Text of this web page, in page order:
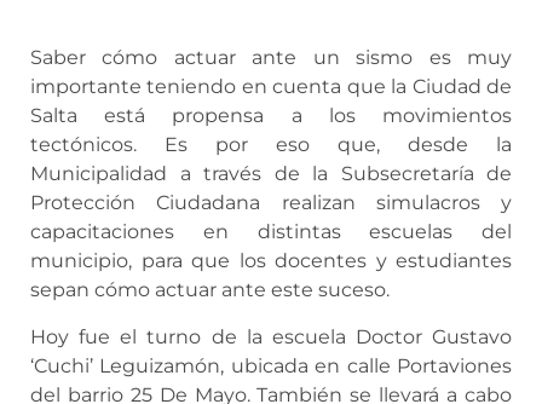
Saber cómo actuar ante un sismo es muy
importante teniendo en cuenta que la Ciudad de
Salta está propensa a los movimientos
tectónicos. Es por eso que, desde la
Municipalidad a través de la Subsecretaría de
Protección Ciudadana realizan simulacros y
capacitaciones en distintas escuelas del
municipio, para que los docentes y estudiantes
sepan cómo actuar ante este suceso.
Hoy fue el turno de la escuela Doctor Gustavo
‘Cuchi’ Leguizamón, ubicada en calle Portaviones
del barrio 25 De Mayo. También se llevará a cabo